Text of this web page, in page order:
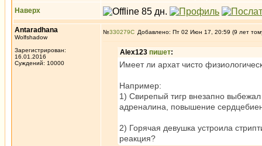
Наверх
Antaradhana
Wolfshadow
Зарегистрирован:
16.01.2016
Суждений: 10000
№330279 Добавлено: Пт 02 Июн 17, 20:59 (9 лет
Alex123 пишет:
Имеет ли архат чисто
Например:
1) Свирепый тигр внезапно
адреналина, повышение
2) Горячая девушка устроила
реакция?